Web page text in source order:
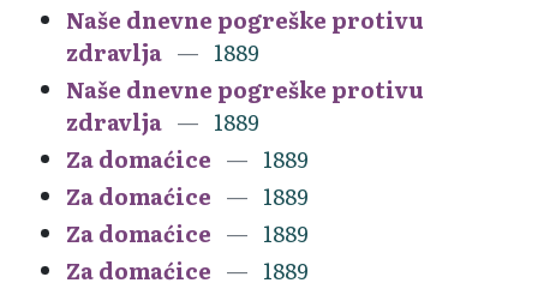
Naše dnevne pogreške protivu
zdravlja
1889
Naše dnevne pogreške protivu
zdravlja
1889
Za domaćice
1889
Za domaćice
1889
Za domaćice
1889
Za domaćice
1889